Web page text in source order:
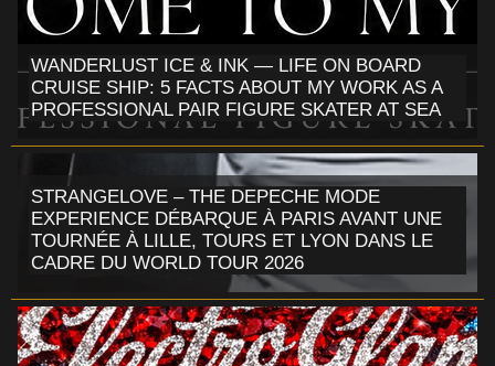
WANDERLUST ICE & INK — LIFE ON BOARD
CRUISE SHIP: 5 FACTS ABOUT MY WORK AS A
PROFESSIONAL PAIR FIGURE SKATER AT SEA
STRANGELOVE – THE DEPECHE MODE
EXPERIENCE DÉBARQUE À PARIS AVANT UNE
TOURNÉE À LILLE, TOURS ET LYON DANS LE
CADRE DU WORLD TOUR 2026